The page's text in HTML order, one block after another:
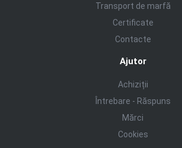
Transport de marfă
Certificate
Contacte
Ajutor
Achiziții
Întrebare - Răspuns
Mărci
Cookies